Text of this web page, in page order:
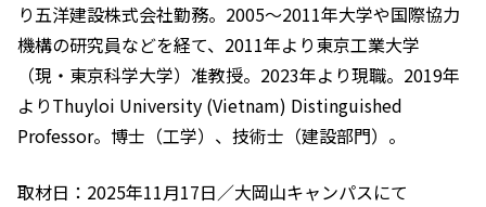
り五洋建設株式会社勤務。2005～2011年大学や国際協力
機構の研究員などを経て、2011年より東京工業大学
（現・東京科学大学）准教授。2023年より現職。2019年
よりThuyloi University (Vietnam) Distinguished
Professor。博士（工学）、技術士（建設部門）。
取材日：2025年11月17日／大岡山キャンパスにて